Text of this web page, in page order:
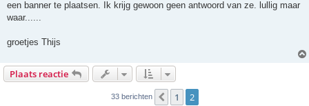
een banner te plaatsen. Ik krijg gewoon geen antwoord van ze. lullig maar
waar......
groetjes Thijs
Plaats reactie
33 berichten Vorige
1 2